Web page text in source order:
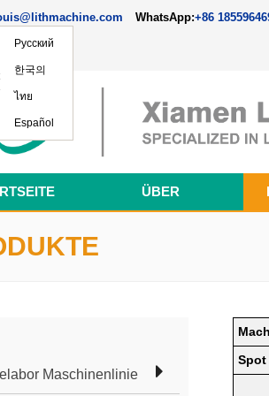
WhatsApp:+86
Русский
한국의
ไทย
Español
ÜBER
Maschinenlinie
Spot